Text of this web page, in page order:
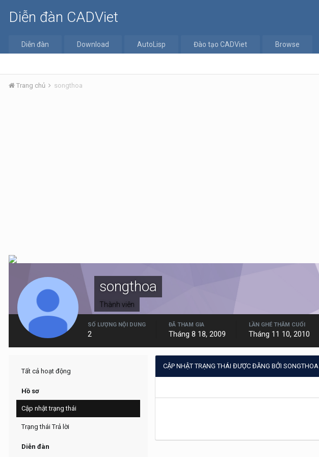
Diễn đàn CADViet
Diễn đàn Download AutoLisp Đào tạo CADViet Browse
Trang chủ songthoa
songthoa
Thành viên
SỐ LƯỢNG NỘI DUNG
2
ĐÃ THAM GIA
Tháng 8 18, 2009
LẦN GHÉ THĂM CUỐI
Tháng 11 10, 2010
Tất cả hoạt động
Hồ sơ
Cập nhật trạng thái
Trạng thái Trả lời
Diễn đàn
CẬP NHẬT TRẠNG THÁI ĐƯỢC ĐĂNG BỞI SONGTHOA